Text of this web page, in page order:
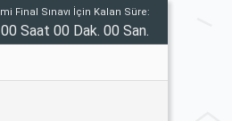
Final Sınavı İçin Kalan Süre:
Saat 00 Dak. 00 San.